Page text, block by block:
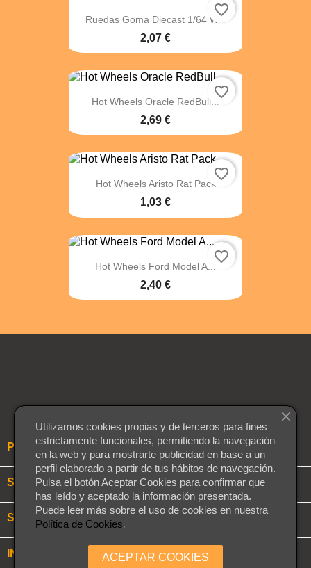
Ruedas Goma Diecast 1/64 WG
2,07 €
favorite_border
Hot Wheels Oracle RedBull...
2,69 €
favorite_border
Hot Wheels Aristo Rat Pack
1,03 €
favorite_border
Hot Wheels Ford Model A...
2,40 €
favorite_border
PRODUCTOS
SOBRE NOSOTROS
SU CUENTA
INFORMACIÓN DE LA TIENDA
Utilizamos cookies propias y de terceros para fines
estrictamente funcionales, permitiendo la navegación
en la web y para mostrarte publicidad en base a un
perfil elaborado a partir de tus hábitos de navegación.
Pulsa el botón Aceptar Cookies para confirmar que
has leído y aceptado la información presentada.
Puede leer más sobre el uso de cookies en nuestra
Política de Cookies.
ACEPTAR COOKIES